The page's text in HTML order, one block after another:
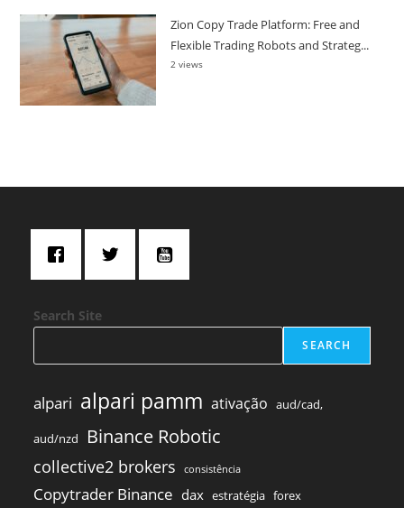
Zion Copy Trade Platform: Free and
Flexible Trading Robots and Strateg...
2 views
Search Site
SEARCH
alpari alpari pamm ativação aud/cad,
aud/nzd Binance Robotic
collective2 brokers consistência
Copytrader Binance dax estratégia forex